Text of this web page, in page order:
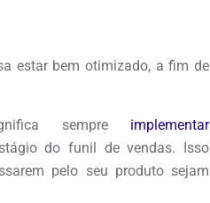
estar bem otimizado, a fim de
sempre implementar
do funil de vendas. Isso
pelo seu produto sejam